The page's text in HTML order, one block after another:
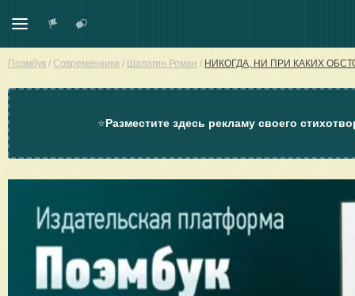
Поэмбук / Современники / Шалагин Роман / НИКОГДА, НИ ПРИ КАКИХ
⭐Разместите здесь рекламу своего